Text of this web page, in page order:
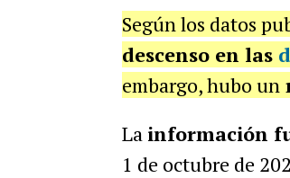
Según los datos
descenso en las
embargo, hubo un
La información
1 de octubre de